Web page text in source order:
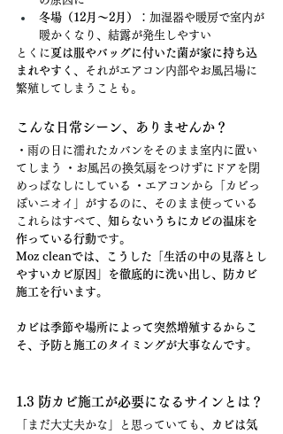
冬場（12月〜2月）
：加湿器や暖房で室内が
暖かくなり、結露が発生しやすい
とくに 夏は服やバッグに付いた菌が家に持ち込
まれやすく 、それがエアコン内部やお風呂場に
繁殖してしまうことも。
こんな日常シーン、ありませんか？
・雨の日に濡れたカバンをそのまま室内に置い
てしまう ・お風呂の換気扇をつけずにドアを閉
めっぱなしにしている ・エアコンから「カビっ
ぽいニオイ」がするのに、そのまま使っている
これらはすべて、 知らないうちにカビの温床を
作っている行動です。
Moz cleanでは、こうした「生活の中の見落とし
やすいカビ原因」を徹底的に洗い出し、防カビ
施工を行います。
カビは季節や場所によって突然増殖するからこ
そ、予防と施工のタイミングが大事なんです。
1.3 防カビ施工が必要になるサインとは？
「まだ大丈夫かな」と思っていても、
カビは気